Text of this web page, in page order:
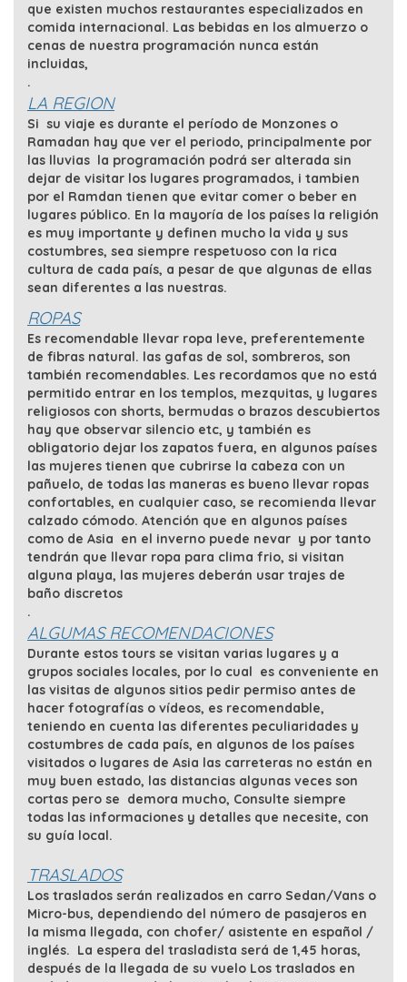
que existen muchos restaurantes especializados en
comida internacional. Las bebidas en los almuerzo o
cenas de nuestra programación nunca están
incluidas,
.
LA REGION
Si su viaje es durante el período de Monzones o
Ramadan hay que ver el periodo, principalmente por
las lluvias la programación podrá ser alterada sin
dejar de visitar los lugares programados, i tambien
por el Ramdan tienen que evitar comer o beber en
lugares público. En la mayoría de los países la religión
es muy importante y definen mucho la vida y sus
costumbres, sea siempre respetuoso con la rica
cultura de cada país, a pesar de que algunas de ellas
sean diferentes a las nuestras.
ROPAS
Es recomendable llevar ropa leve, preferentemente
de fibras natural. las gafas de sol, sombreros, son
también recomendables. Les recordamos que no está
permitido entrar en los templos, mezquitas, y lugares
religiosos con shorts, bermudas o brazos descubiertos
hay que observar silencio etc, y también es
obligatorio dejar los zapatos fuera, en algunos países
las mujeres tienen que cubrirse la cabeza con un
pañuelo, de todas las maneras es bueno llevar ropas
confortables, en cualquier caso, se recomienda llevar
calzado cómodo. Atención que en algunos países
como de Asia en el inverno puede nevar y por tanto
tendrán que llevar ropa para clima frio, si visitan
alguna playa, las mujeres deberán usar trajes de
baño discretos
.
ALGUMAS RECOMENDACIONES
Durante estos tours se visitan varias lugares y a
grupos sociales locales, por lo cual es conveniente en
las visitas de algunos sitios pedir permiso antes de
hacer fotografías o vídeos, es recomendable,
teniendo en cuenta las diferentes peculiaridades y
costumbres de cada país, en algunos de los países
visitados o lugares de Asia las carreteras no están en
muy buen estado, las distancias algunas veces son
cortas pero se demora mucho, Consulte siempre
todas las informaciones y detalles que necesite, con
su guía local.
TRASLADOS
Los traslados serán realizados en carro Sedan/Vans o
Micro-bus, dependiendo del número de pasajeros en
la misma llegada, con chofer/ asistente en español /
inglés. La espera del trasladista será de 1,45 horas,
después de la llegada de su vuelo Los traslados en